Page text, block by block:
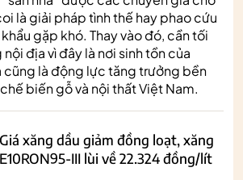
là giải pháp tình thế hay phao cứu
gặp khó. Thay vào đó, cần tối
địa vì đây là nơi sinh tồn của
cũng là động lực tăng trưởng bền
biến gỗ và nội thất Việt Nam.
Giá xăng dầu giảm đồng loạt, xăng
E10RON95-III lùi về 22.324 đồng/lít